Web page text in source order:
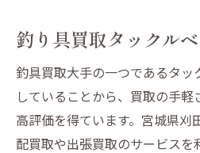
釣り具買取タックル
釣具買取大手の一つであるタッ
していることから、買取の手
高評価を得ています。宮城県刈
配買取や出張買取のサービス